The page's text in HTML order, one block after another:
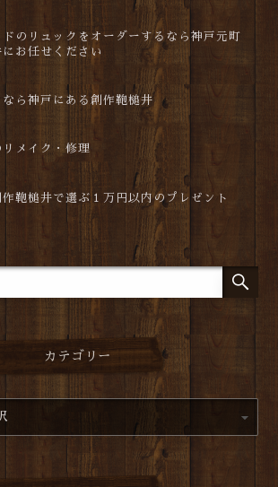
のリュックをオーダーするなら神戸元町
お任せください
ら神戸にある創作鞄槌井
メイク・修理
鞄槌井で選ぶ１万円以内のプレゼント
カテゴリー